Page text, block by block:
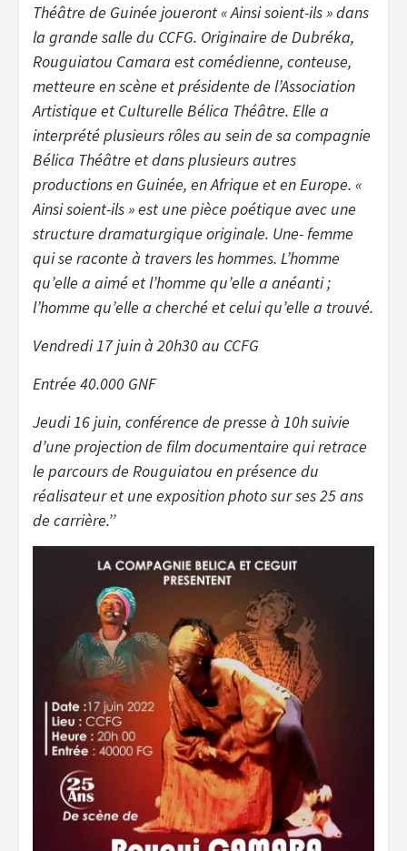
Théâtre de Guinée joueront « Ainsi soient-ils » dans
la grande salle du CCFG. Originaire de Dubréka,
Rouguiatou Camara est comédienne, conteuse,
metteure en scène et présidente de l’Association
Artistique et Culturelle Bélica Théâtre. Elle a
interprété plusieurs rôles au sein de sa compagnie
Bélica Théâtre et dans plusieurs autres
productions en Guinée, en Afrique et en Europe. «
Ainsi soient-ils » est une pièce poétique avec une
structure dramaturgique originale. Une- femme
qui se raconte à travers les hommes. L’homme
qu’elle a aimé et l’homme qu’elle a anéanti ;
l’homme qu’elle a cherché et celui qu’elle a trouvé.
Vendredi 17 juin à 20h30 au CCFG
Entrée 40.000 GNF
Jeudi 16 juin, conférence de presse à 10h suivie
d’une projection de film documentaire qui retrace
le parcours de Rouguiatou en présence du
réalisateur et une exposition photo sur ses 25 ans
de carrière.’’